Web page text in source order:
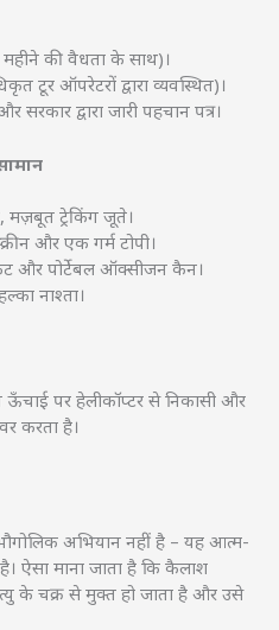
की वैधता के साथ)।
टूर ऑपरेटरों द्वारा व्यवस्थित)।
सरकार द्वारा जारी पहचान पत्र।
ट्रेकिंग जूते।
और एक गर्म टोपी।
और पोर्टेबल ऑक्सीजन कैन।
नाश्ता।
पर हेलीकॉप्टर से निकासी और
करता है।
अभियान नहीं है – यह आत्म-
है। ऐसा माना जाता है कि कैलाश
के चक्र से मुक्त हो जाता है और उसे